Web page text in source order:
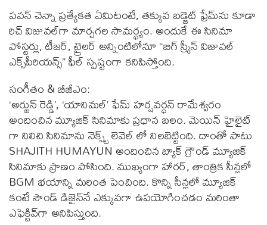
పవన్ చెన్నా ప్రత్యేకత ఏమిటంటే, తక్కువ బడ్జెట్ ఫ్రేమ్‌ను కూడా
రిచ్ విజువల్‌గా మార్చగల సామర్థ్యం. అందుకే ఈ సినిమా
పోస్టర్లు, టీజర్, ట్రైలర్ అన్నింటిలోనూ “బిగ్ స్క్రీన్ విజువల్
ఎక్స్‌పీరియన్స్” ఫీల్ స్పష్టంగా కనిపిస్తోంది.
సంగీతం & బీజీఎం:
‘అర్జున్ రెడ్డి’, ‘యానిమల్’ ఫేమ్ హర్షవర్ధన్ రామేశ్వరం
అందించిన మ్యూజిక్ సినిమాకు ప్రధాన బలం. మెయిన్ హైలైట్
గా నిలిచి సినిమాను నెక్స్ట్ లెవెల్ లో నిలబెట్టింది. దాంతో పాటు
SHAJITH HUMAYUN అందించిన బ్యాక్ గ్రౌండ్ మ్యూజిక్
సినిమాకు ప్రాణం పోసింది. ముఖ్యంగా హారర్, తాంత్రిక సీన్ల‌లో
BGM భయాన్ని మరింత పెంచింది. కొన్ని సీన్ల‌లో మ్యూజిక్
కంటే సౌండ్ డిజైన్‌నే ఎక్కువగా ఉపయోగించడం మ‌రింతా
ఎఫెక్టివ్‌గా అనిపిస్తుంది.